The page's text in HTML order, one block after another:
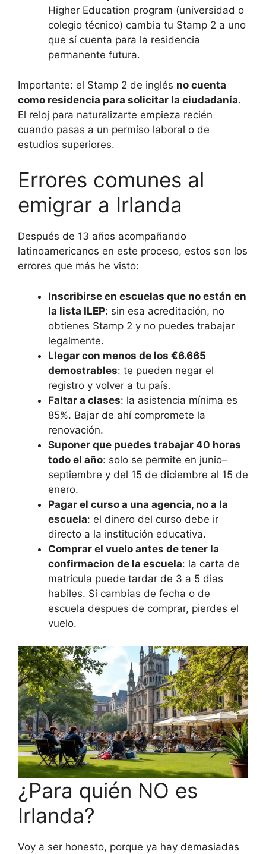
Higher Education program (universidad o
colegio técnico) cambia tu Stamp 2 a uno
que sí cuenta para la residencia
permanente futura.
Importante: el Stamp 2 de inglés no cuenta
como residencia para solicitar la ciudadanía.
El reloj para naturalizarte empieza recién
cuando pasas a un permiso laboral o de
estudios superiores.
Errores comunes al
emigrar a Irlanda
Después de 13 años acompañando
latinoamericanos en este proceso, estos son los
errores que más he visto:
Inscribirse en escuelas que no están en
la lista ILEP: sin esa acreditación, no
obtienes Stamp 2 y no puedes trabajar
legalmente.
Llegar con menos de los €6.665
demostrables: te pueden negar el
registro y volver a tu país.
Faltar a clases: la asistencia mínima es
85%. Bajar de ahí compromete la
renovación.
Suponer que puedes trabajar 40 horas
todo el año: solo se permite en junio–
septiembre y del 15 de diciembre al 15 de
enero.
Pagar el curso a una agencia, no a la
escuela: el dinero del curso debe ir
directo a la institución educativa.
Comprar el vuelo antes de tener la
confirmacion de la escuela: la carta de
matricula puede tardar de 3 a 5 dias
habiles. Si cambias de fecha o de
escuela despues de comprar, pierdes el
vuelo.
¿Para quién NO es
Irlanda?
Voy a ser honesto, porque ya hay demasiadas